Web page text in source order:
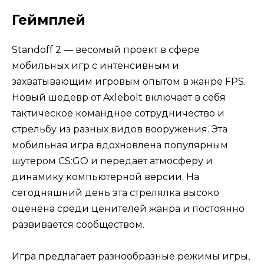
Геймплей
Standoff 2 — весомый проект в сфере
мобильных игр с интенсивным и
захватывающим игровым опытом в жанре FPS.
Новый шедевр от Axlebolt включает в себя
тактическое командное сотрудничество и
стрельбу из разных видов вооружения. Эта
мобильная игра вдохновлена популярным
шутером CS:GO и передает атмосферу и
динамику компьютерной версии. На
сегодняшний день эта стрелялка высоко
оценена среди ценителей жанра и постоянно
развивается сообществом.
Игра предлагает разнообразные режимы игры,